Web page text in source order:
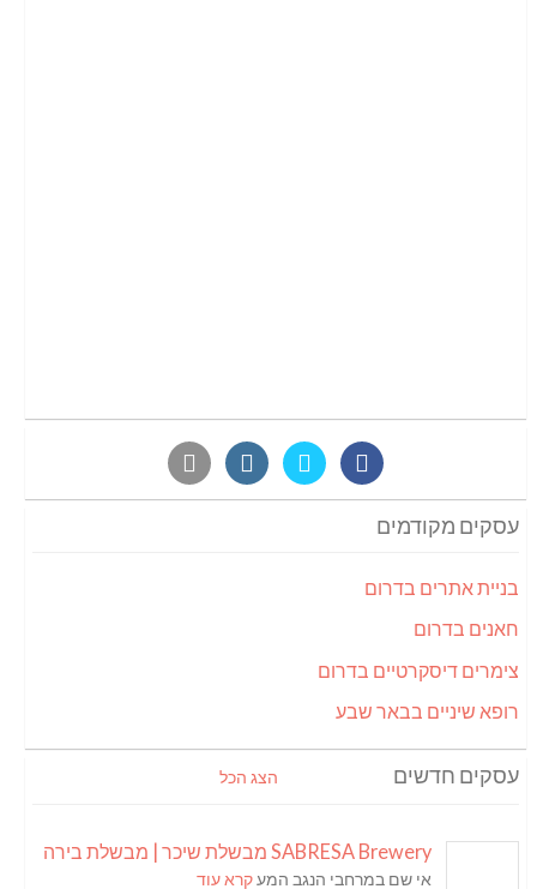
עסקים מקודמים
בניית אתרים בדרום
חאנים בדרום
צימרים דיסקרטיים בדרום
רופא שיניים בבאר שבע
עסקים חדשים הצג הכל
SABRESA Brewery מבשלת שיכר | מבשלת בירה
אי שם במרחבי הנגב המעקרא עוד